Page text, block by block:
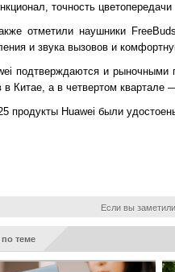
точность
отметили наушники
и звука вызовов и
подтверждаются и рыночными
Китае, а в четвертом квартале
продукты Huawei были
Если вы
теме